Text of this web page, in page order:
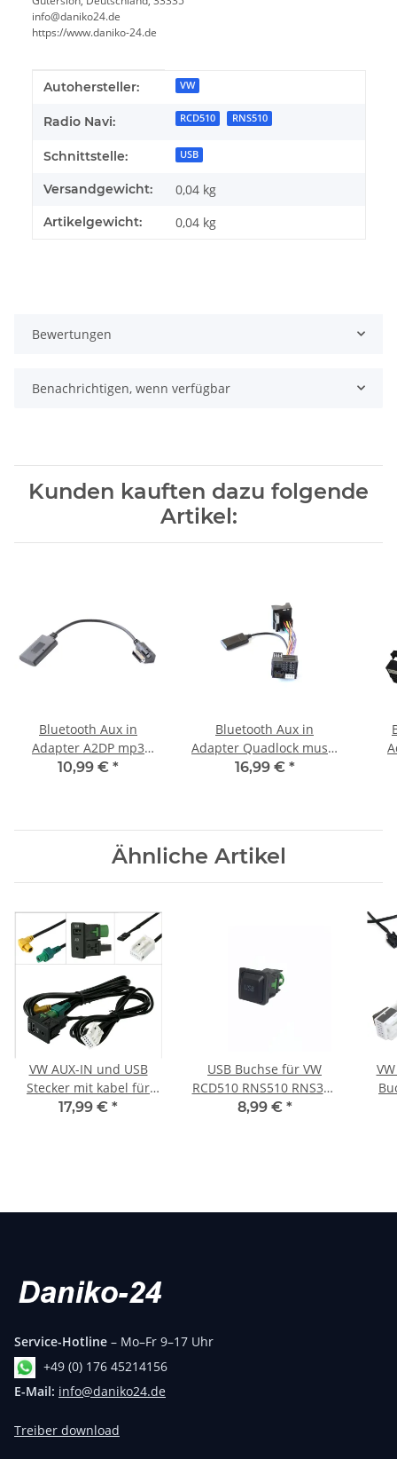
info@daniko24.de
https://www.daniko-24.de
Produkteigenschaft
Wert
Autohersteller: VW
Radio Navi: RCD510 RNS510
Schnittstelle: USB
Versandgewicht: 0,04 kg
Artikelgewicht: 0,04 kg
Bewertungen
Benachrichtigen, wenn verfügbar
Kunden kauften dazu folgende
Artikel:
Bluetooth Aux in
Adapter A2DP mp3
musik stream passend
10,99 € *
Bluetooth Aux in
Adapter Quadlock musik
stream passend für
16,99 € *
Ähnliche Artikel
VW AUX-IN und USB
Stecker mit kabel für
RNS510 RCD510
17,99 € *
USB Buchse für VW
RCD510 RNS510 RNS315
RCD RNS 510
8,99 € *
Service-Hotline – Mo–Fr 9–17 Uhr
+49 (0) 176 45214156
E-Mail: info@daniko24.de
Treiber download